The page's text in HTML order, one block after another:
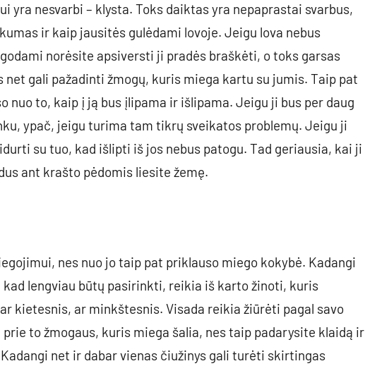
yra nesvarbi – klysta. Toks daiktas yra nepaprastai svarbus,
ir kaip jausitės gulėdami lovoje. Jeigu lova nebus
norėsite apsiversti ji pradės braškėti, o toks garsas
gali pažadinti žmogų, kuris miega kartu su jumis. Taip pat
nuo to, kaip į ją bus įlipama ir išlipama. Jeigu ji bus per daug
ypač, jeigu turima tam tikrų sveikatos problemų. Jeigu ji
su tuo, kad išlipti iš jos nebus patogu. Tad geriausia, kai ji
ant krašto pėdomis liesite žemę.
nes nuo jo taip pat priklauso miego kokybė. Kadangi
lengviau būtų pasirinkti, reikia iš karto žinoti, kuris
kietesnis, ar minkštesnis. Visada reikia žiūrėti pagal savo
to žmogaus, kuris miega šalia, nes taip padarysite klaidą ir
net ir dabar vienas čiužinys gali turėti skirtingas